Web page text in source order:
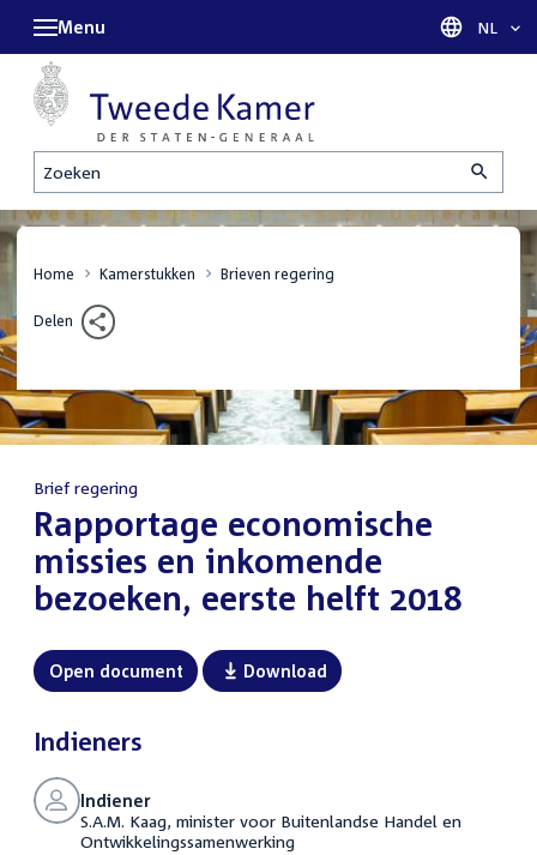
Zoeken
Menu Taal
NL
Home Kamerstukken Brieven regering
Delen
Brief regering
:Rapportage economische
missies en inkomende
bezoeken, eerste helft 2018
Open document Download
Indieners
Indiener
S.A.M. Kaag, minister voor Buitenlandse Handel en
Ontwikkelingssamenwerking